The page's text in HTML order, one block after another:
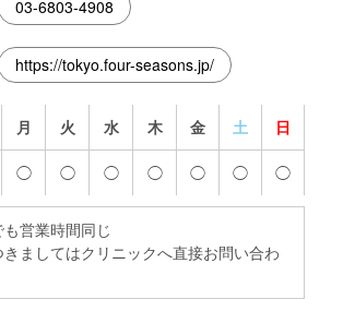
03-6803-4908
https://tokyo.four-seasons.jp/
月 火 水 木 金 土 日
◯ ◯ ◯ ◯ ◯ ◯ ◯
営業時間同じ
ましてはクリニックへ直接お問い合わ